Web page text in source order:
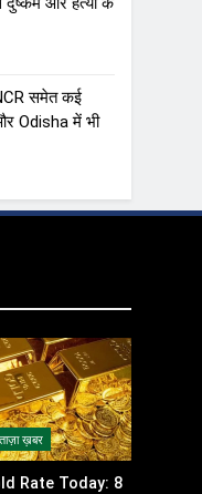
समेत कई
Odisha में भी
ताज़ा ख़बर
Rate Today: 8